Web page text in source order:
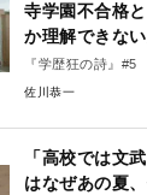
寺学園不合格
か理解できな
『学歴狂の詩』#5
佐川恭一
「高校では文
はなぜあの夏